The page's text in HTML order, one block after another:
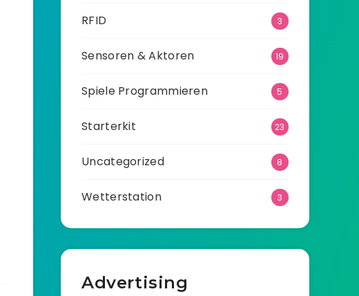
RFID 3
Sensoren & Aktoren 19
Spiele Programmieren 5
Starterkit 23
Uncategorized 8
Wetterstation 3
Advertising